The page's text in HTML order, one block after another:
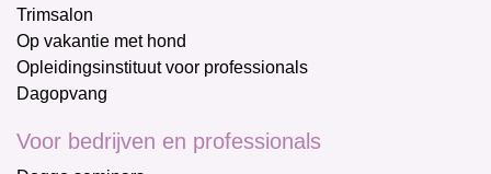
Trimsalon
Op vakantie met hond
Opleidingsinstituut voor professionals
Dagopvang
Voor bedrijven en professionals